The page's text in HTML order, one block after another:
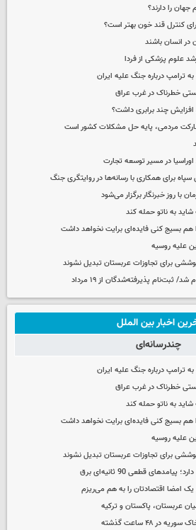
جهان را دارند؟
کنترل قند خون بهتر است؟
در انسان باشند
علوم پزشکی از فردا
ترامپ درباره جنگ علیه ایران
خطرناک در غرب عراق
چند برابری داشت؟
مردمی، پایه حل مشکلات کشور است
در مسیر توسعه تجارت
برای همکاری با رسانه‌ها در روایتگری جنگ
روز خبرنگار برگزار می‌شود
به ناتو حمله کند
هم بسیج کنی فایده‌ای برایت نخواهد داشت
علیه روسیه
پوششی برای تجاوزات عربستان تبدیل نشوند
ثبت‌نام پذیرفته‌شدگان از ۱۹ مرداد
اخبار بین الملل
چندرسانه‌ای
ترامپ درباره جنگ علیه ایران
خطرناک در غرب عراق
به ناتو حمله کند
هم بسیج کنی فایده‌ای برایت نخواهد داشت
علیه روسیه
پوششی برای تجاوزات عربستان تبدیل نشوند
قطعی 90 ثانیه‌ای برق
امضا اقتصادتان را به هم می‌ریزم
عربستان، پاکستان و ترکیه